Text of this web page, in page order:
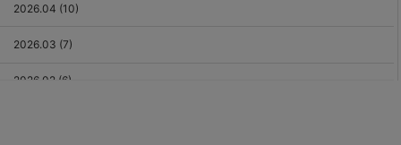
2026.04 (10)
2026.03 (7)
2026.02 (6)